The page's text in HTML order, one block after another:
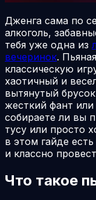
Дженга сама по
алкоголь,
тебя уже одна из
вечеринок.
классическую
хаотичный и
вытянутый
жесткий фант
собираете ли вы
тусу или просто
в этом гайде
и классно
Что такое